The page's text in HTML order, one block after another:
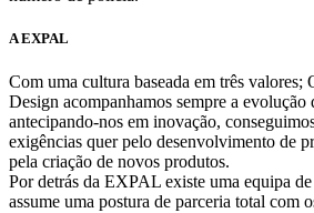
A EXPAL
Com uma cultura baseada em três valores;
Design acompanhamos sempre a evolução
antecipando-nos em inovação,
exigências quer pelo desenvolvimento de
pela criação de novos produtos.
Por detrás da EXPAL existe uma equipa
assume uma postura de parceria total com